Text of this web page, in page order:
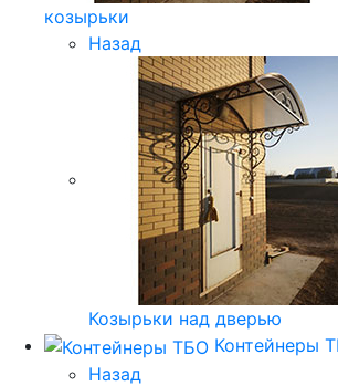
козырьки
Назад
Козырьки над дверью
Контейнеры
Назад